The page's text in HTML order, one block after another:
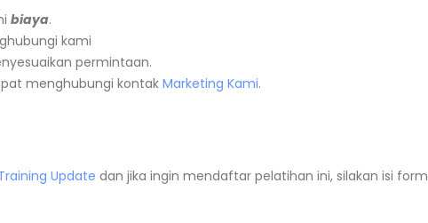
biaya.
kami
permintaan.
menghubungi kontak Marketing Kami.
Update dan jika ingin mendaftar pelatihan ini, silakan isi form